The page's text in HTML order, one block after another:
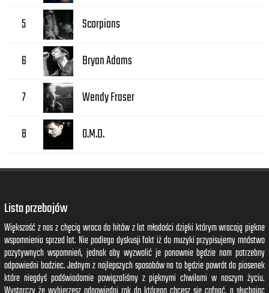
5 Scorpions
6 Bryan Adams
7 Wendy Fraser
8 O.M.D.
Lista przebojów
Większość z nas z chęcią wraca do hitów z lat młodości dzięki którym wracają piękne
wspomnienia sprzed lat. Nie podlega dyskusji fakt iż do muzyki przypisujemy mnóstwo
pozytywnych wspomnień, jednak aby wyzwolić je ponownie będzie nam potrzebny
odpowiedni bodziec. Jednym z najlepszych sposobów na to będzie powrót do piosenek
które niegdyś podświadomie powiązaliśmy z pięknymi chwilami w naszym życiu.